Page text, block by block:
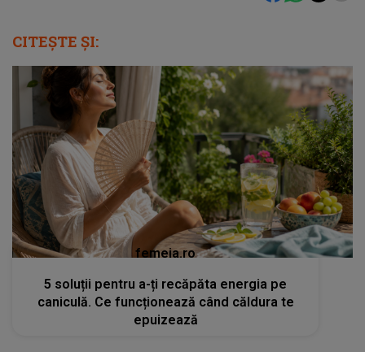
CITEȘTE ȘI:
femeia.ro
5 soluții pentru a-ți recăpăta energia pe
caniculă. Ce funcționează când căldura te
epuizează